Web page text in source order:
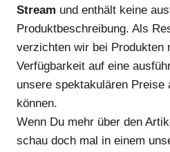
Stream und enthält keine
Produktbeschreibung. Als
verzichten wir bei Produkten
Verfügbarkeit auf eine
unsere spektakulären Preise
können.
Wenn Du mehr über den
schau doch mal in einem